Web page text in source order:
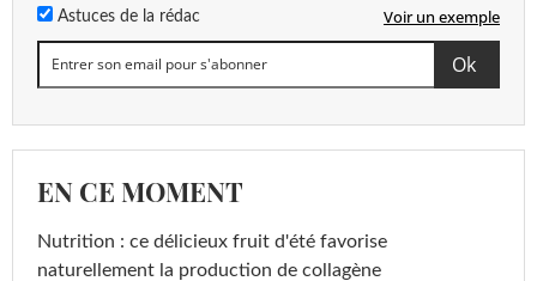
Astuces de la rédac Voir un exemple
EN CE MOMENT
Nutrition : ce délicieux fruit d'été favorise
naturellement la production de collagène